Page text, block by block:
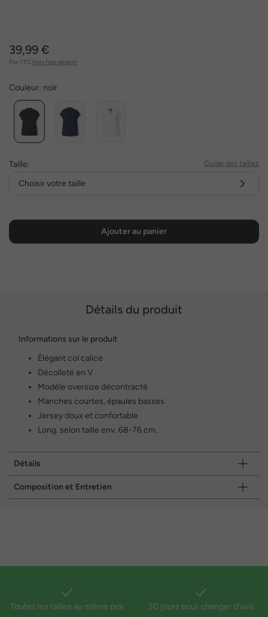
39,99 €
Prix TTC hors frais de port
Couleur: noir
Taille: Guide des tailles
Choisir votre taille
Ajouter au panier
Détails du produit
Informations sur le produit
Élégant col calice
Décolleté en V
Modèle oversize décontracté
Manches courtes, épaules basses
Jersey doux et confortable
Long. selon taille env. 68-76 cm.
Détails
Composition et Entretien
Toutes les tailles au même prix 30 jours pour changer d'avis